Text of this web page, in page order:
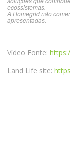
ecossistemas.
A Homegrid não
apresentadas.
Vídeo Fonte:
Land Life site: